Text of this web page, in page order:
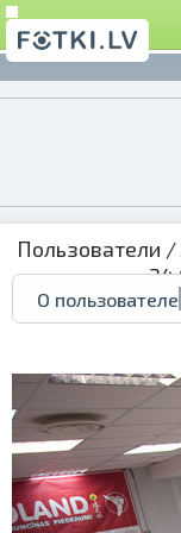
Пользователи /
О пользователе